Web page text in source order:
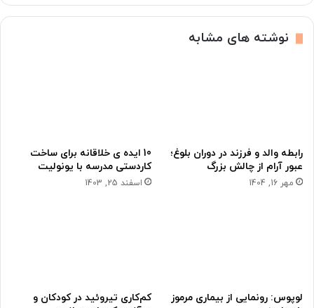
نوشته های مشابه
رابطه والد و فرزند در دوران بلوغ؛
عبور آرام از چالش بزرگ
مهر 16, 1404
10 ایده‌ ی خلاقانه برای ساخت
کاردستی مدرسه با یونولیت
اسفند 25, 1403
لوپوس: رونمایی از بیماری مرموز
کم‌کاری تیروئید در کودکان و